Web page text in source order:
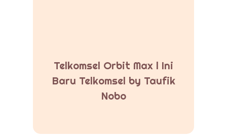
Telkomsel Orbit Max l Ini
Baru Telkomsel by Taufik
Nobo